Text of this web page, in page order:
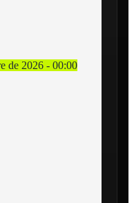
de 2026 - 00:00